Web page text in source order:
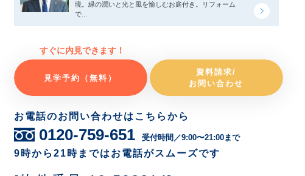
境。緑の潤いと光と風を愉しむお庭付き。リフォーム
で...
すぐに内見できます！
見学予約（無料）
資料請求/
お問い合わせ
お電話のお問い合わせはこちらから
0120-759-651 受付時間／9:00〜21:00まで
9時から21時まではお電話がスムーズです